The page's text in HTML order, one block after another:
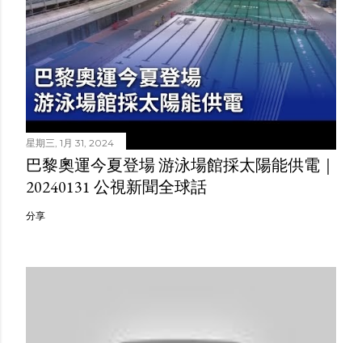
星期三, 1月 31, 2024
巴黎奧運今夏登場 游泳場館採太陽能供電｜
20240131 公視新聞全球話
分享